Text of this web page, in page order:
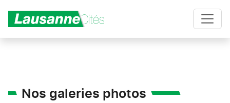
Nos galeries photos